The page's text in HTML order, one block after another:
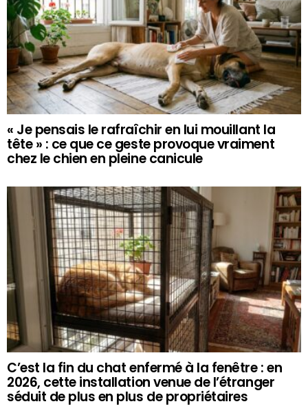
« Je pensais le rafraîchir en lui mouillant la
tête » : ce que ce geste provoque vraiment
chez le chien en pleine canicule
C’est la fin du chat enfermé à la fenêtre : en
2026, cette installation venue de l’étranger
séduit de plus en plus de propriétaires